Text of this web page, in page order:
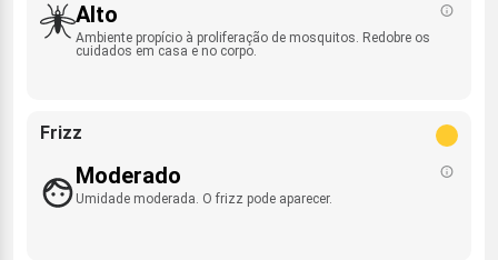
Alto
Ambiente propício à proliferação de mosquitos. Redobre os
cuidados em casa e no corpo.
Frizz
Moderado
Umidade moderada. O frizz pode aparecer.